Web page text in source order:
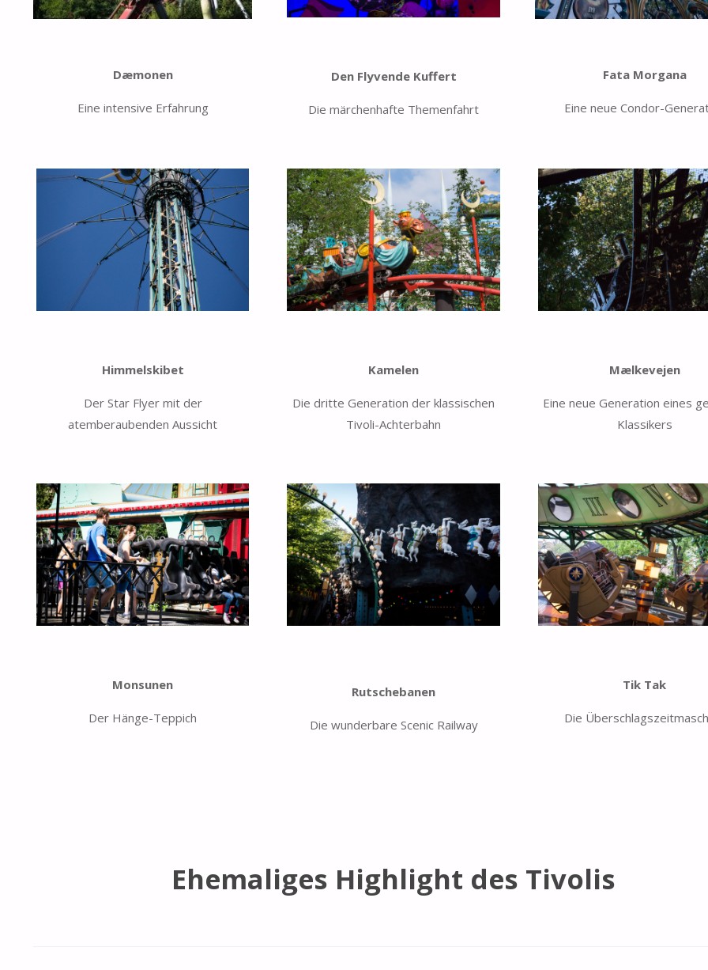
Dæmonen
Eine intensive Erfahrung
Den Flyvende Kuffert
Die märchenhafte Themenfahrt
Fata Morgana
Eine neue Condor-
Himmelskibet
Der Star Flyer mit der
atemberaubenden Aussicht
Kamelen
Die dritte Generation der klassischen
Tivoli-Achterbahn
Mælkevejen
Eine neue Generation eines
Klassikers
Monsunen
Der Hänge-Teppich
Rutschebanen
Die wunderbare Scenic Railway
Tik Tak
Die
Ehemaliges Highlight des Tivolis